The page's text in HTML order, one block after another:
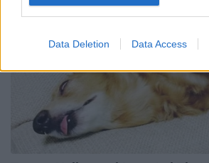
Data Deletion Data Access